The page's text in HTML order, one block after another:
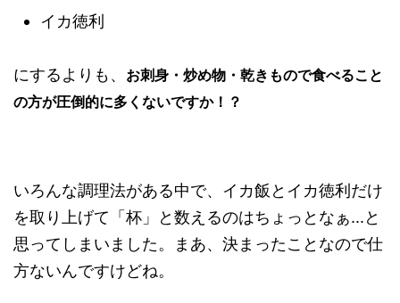
イカ徳利
にするよりも、 お刺身・炒め物・乾きもので食べること
の方が圧倒的に多くないですか！？
いろんな調理法がある中で、イカ飯とイカ徳利だけ
を取り上げて「杯」と数えるのはちょっとなぁ...と
思ってしまいました。まあ、決まったことなので仕
方ないんですけどね。